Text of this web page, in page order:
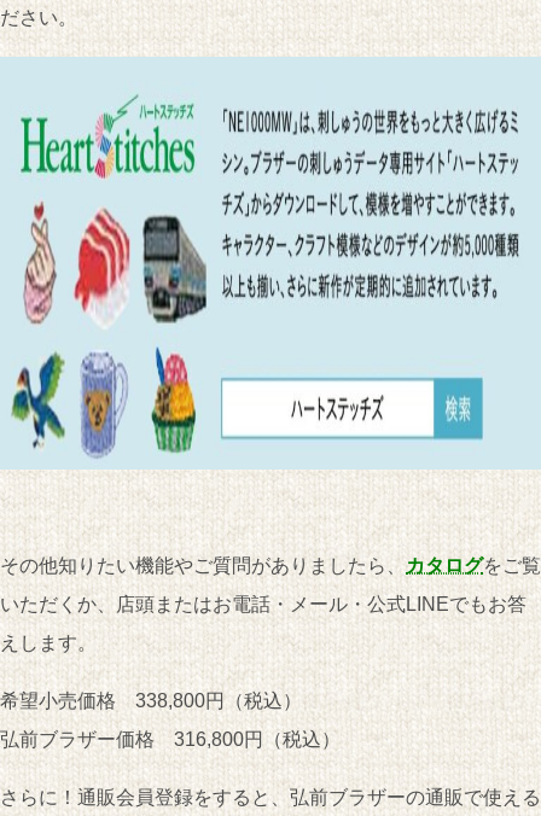
ださい。
その他知りたい機能やご質問がありましたら、 カタログをご覧
いただくか、店頭またはお電話・メール・公式LINEでもお答
えします。
希望小売価格 338,800円（税込）
弘前ブラザー価格 316,800円（税込）
さらに！通販会員登録をすると、弘前ブラザーの通販で使える